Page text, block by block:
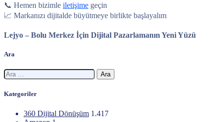
📞 Hemen bizimle iletişime geçin
📈 Markanızı dijitalde büyütmeye birlikte başlayalım
Lejyo – Bolu Merkez İçin Dijital Pazarlamanın Yeni Yüzü
Ara
Arama:
Kategoriler
360 Dijital Dönüşüm 1.417